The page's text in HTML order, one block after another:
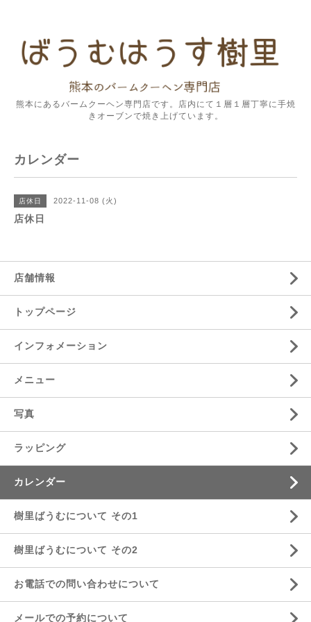
熊本にあるバームクーヘン専門店です。店内にて１層１層丁寧に手焼
きオーブンで焼き上げています。
カレンダー
店休日 2022-11-08 (火)
店休日
店舗情報
トップページ
インフォメーション
メニュー
写真
ラッピング
カレンダー
樹里ばうむについて その1
樹里ばうむについて その2
お電話での問い合わせについて
メールでの予約について